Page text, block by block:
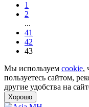
1
2
...
41
42
43
Мы используем cookie,
пользуетесь сайтом,
другие удобства на
Хорошо